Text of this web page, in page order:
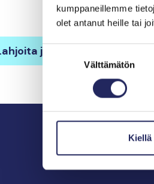
kumppaneillemme
olet antanut heille tai
Suostumuksen
valinta
Välttämätön
Kiellä
ja liity tähän tiimiin